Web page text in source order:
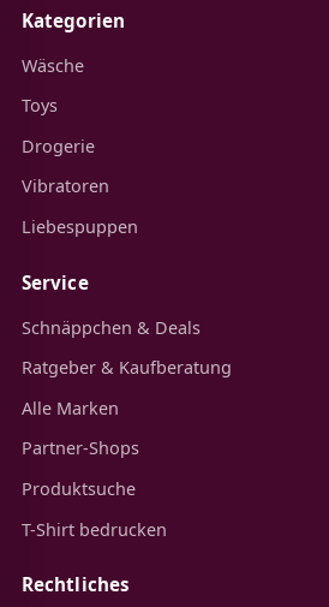
Kategorien
Wäsche
Toys
Drogerie
Vibratoren
Liebespuppen
Service
Schnäppchen & Deals
Ratgeber & Kaufberatung
Alle Marken
Partner-Shops
Produktsuche
T-Shirt bedrucken
Rechtliches